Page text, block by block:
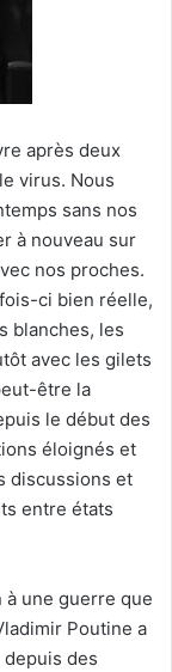
après deux
virus. Nous
sans nos
à nouveau sur
nos proches.
ci bien réelle,
blanches, les
avec les gilets
être la
le début des
éloignés et
discussions et
entre états
à une guerre que
Poutine a
depuis des